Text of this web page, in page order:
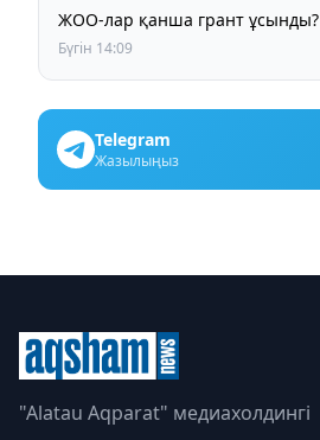
ЖОО-лар қанша грант ұсынды?
Бүгін 14:09
Telegram
Жазылыңыз
"Alatau Aqparat" медиахолдингі